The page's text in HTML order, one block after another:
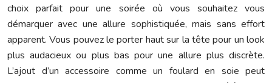
choix parfait pour une soirée où vous souhaitez vous
démarquer avec une allure sophistiquée, mais sans effort
apparent. Vous pouvez le porter haut sur la tête pour un look
plus audacieux ou plus bas pour une allure plus discrète.
L’ajout d’un accessoire comme un foulard en soie peut